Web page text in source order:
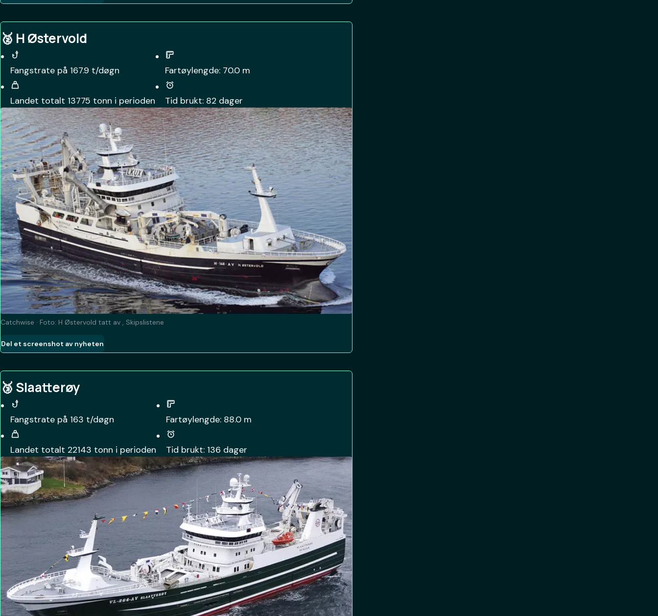
🥈 H Østervold
Fangstrate på 167.9 t/døgn
Landet totalt 13775 tonn i perioden
Fartøylengde: 70.0 m
Tid brukt: 82 dager
Catchwise · Foto: H Østervold tatt av , Skipslistene
Del et screenshot av nyheten
🥉 Slaatterøy
Fangstrate på 163 t/døgn
Landet totalt 22143 tonn i perioden
Fartøylengde: 88.0 m
Tid brukt: 136 dager